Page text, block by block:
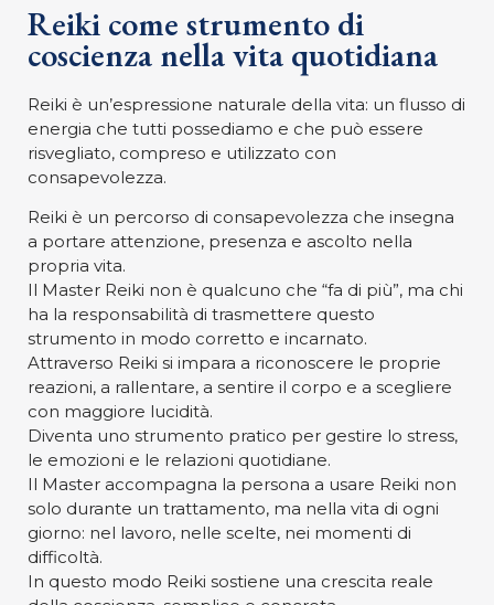
Reiki come strumento di
coscienza nella vita quotidiana
Reiki è un’espressione naturale della vita: un flusso di
energia che tutti possediamo e che può essere
risvegliato, compreso e utilizzato con
consapevolezza.
Reiki è un percorso di consapevolezza che insegna
a portare attenzione, presenza e ascolto nella
propria vita.
Il Master Reiki non è qualcuno che “fa di più”, ma chi
ha la responsabilità di trasmettere questo
strumento in modo corretto e incarnato.
Attraverso Reiki si impara a riconoscere le proprie
reazioni, a rallentare, a sentire il corpo e a scegliere
con maggiore lucidità.
Diventa uno strumento pratico per gestire lo stress,
le emozioni e le relazioni quotidiane.
Il Master accompagna la persona a usare Reiki non
solo durante un trattamento, ma nella vita di ogni
giorno: nel lavoro, nelle scelte, nei momenti di
difficoltà.
In questo modo Reiki sostiene una crescita reale